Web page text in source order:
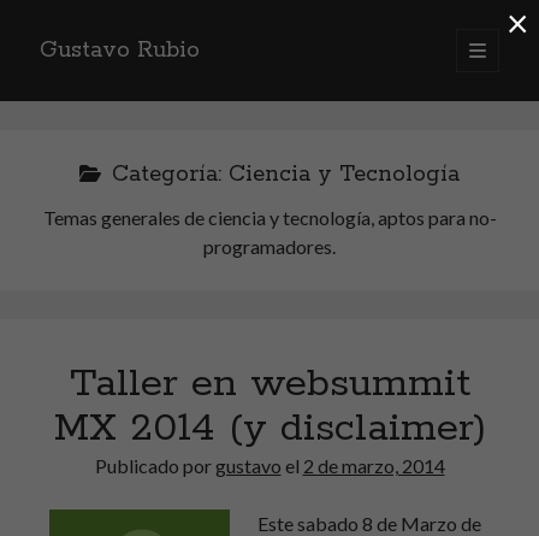
Gustavo Rubio
abrir
Barra
Me considero una persona de pensamientoliberaly deopiniones
fuertesacerca de prácticamente todo, lo cual es una alerta para
aquellos de corazón blando para que tomen precaución al leer este
Categoría: Ciencia y Tecnología
Temas generales de ciencia y tecnología, aptos para no-
programadores.
Taller en websummit
MX 2014 (y disclaimer)
Publicado porgustavo el 2 de marzo, 2014
Este sabado 8 de Marzo de
×